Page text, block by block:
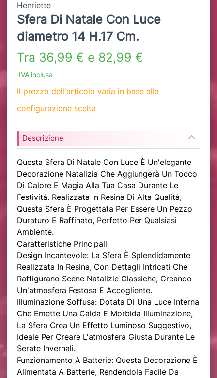
Henriette
Sfera Di Natale Con Luce
diametro 14 H.17 Cm.
Tra 36,99 € e 82,99 €
IVA inclusa
Il prezzo dell'articolo varia in base alla
configurazione scelta
Descrizione
Questa Sfera Di Natale Con Luce È Un'elegante
Decorazione Natalizia Che Aggiungerà Un Tocco
Di Calore E Magia Alla Tua Casa Durante Le
Festività. Realizzata In Resina Di Alta Qualità,
Questa Sfera È Progettata Per Essere Un Pezzo
Duraturo E Raffinato, Perfetto Per Qualsiasi
Ambiente.
Caratteristiche Principali:
Design Incantevole: La Sfera È Splendidamente
Realizzata In Resina, Con Dettagli Intricati Che
Raffigurano Scene Natalizie Classiche, Creando
Un'atmosfera Festosa E Accogliente.
Illuminazione Soffusa: Dotata Di Una Luce Interna
Che Emette Una Calda E Morbida Illuminazione,
La Sfera Crea Un Effetto Luminoso Suggestivo,
Ideale Per Creare L'atmosfera Giusta Durante Le
Serate Invernali.
Funzionamento A Batterie: Questa Decorazione È
Alimentata A Batterie, Rendendola Facile Da